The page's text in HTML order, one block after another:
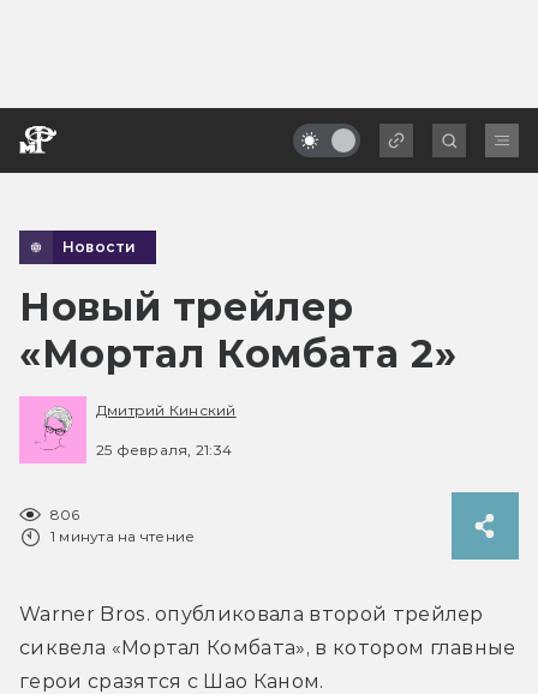
Новости
Новый трейлер
«Мортал Комбата 2»
Дмитрий Кинский
25 февраля, 21:34
806
1 минута на чтение
Warner Bros. опубликовала второй трейлер
сиквела «Мортал Комбата», в котором главные
герои сразятся с Шао Каном.